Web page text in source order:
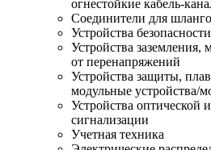
огнестойкие кабель-
Соединители для
Устройства безопасности
Устройства
от перенапряжений
Устройства защиты,
модульные устройства/
Устройства оптической
сигнализации
Учетная техника